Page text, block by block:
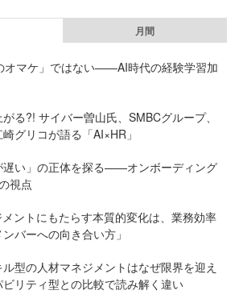
月間
オマケ」ではない——AI時代の経験学習加
る?! サイバー曽山氏、SMBCグループ、
グリコが語る「AI×HR」
遅い」の正体を探る——オンボーディング
視点
ントにもたらす本質的変化は、業務効率
バーへの向き合い方」
型の人材マネジメントはなぜ限界を迎え
リティ型との比較で読み解く違い